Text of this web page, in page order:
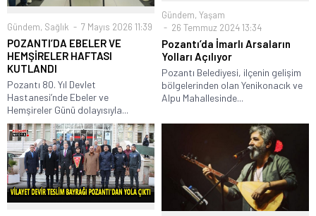
Gündem, Sağlık 7 Mayıs 2026 11:39
POZANTI’DA EBELER VE
HEMŞİRELER HAFTASI
KUTLANDI
Pozantı 80. Yıl Devlet
Hastanesi’nde Ebeler ve
Hemşireler Günü dolayısıyla...
Gündem, Yaşam
26 Temmuz 2024 13:34
Pozantı’da İmarlı Arsaların
Yolları Açılıyor
Pozantı Belediyesi, ilçenin gelişim
bölgelerinden olan Yenikonacık ve
Alpu Mahallesinde...